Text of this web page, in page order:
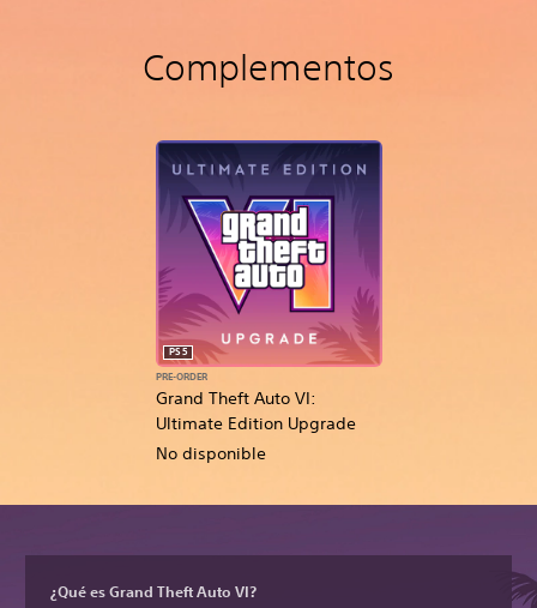
Complementos
Grand Theft Auto VI:
Ultimate Edition Upgrade
PS5
PRE-ORDER
No disponible
¿Qué es Grand Theft Auto VI?